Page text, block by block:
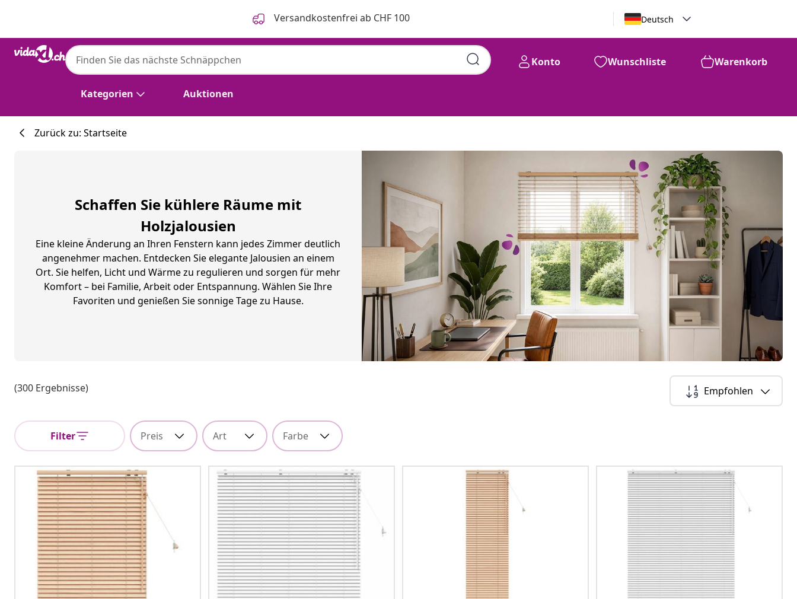
Versandkostenfrei ab CHF 100 Deutsch
Kategorien Auktionen
Konto Wunschliste Warenkorb
Zurück zu: Startseite
Schaffen Sie kühlere Räume mit
Holzjalousien
Eine kleine Änderung an Ihren Fenstern kann jedes Zimmer deutlich
angenehmer machen. Entdecken Sie elegante Jalousien an einem
Ort. Sie helfen, Licht und Wärme zu regulieren und sorgen für mehr
Komfort – bei Familie, Arbeit oder Entspannung. Wählen Sie Ihre
Favoriten und genießen Sie sonnige Tage zu Hause.
(300 Ergebnisse) Empfohlen
Filter Preis Art Farbe